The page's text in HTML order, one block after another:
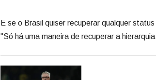
E se o Brasil quiser recuperar qualquer
"Só há uma maneira de recuperar a